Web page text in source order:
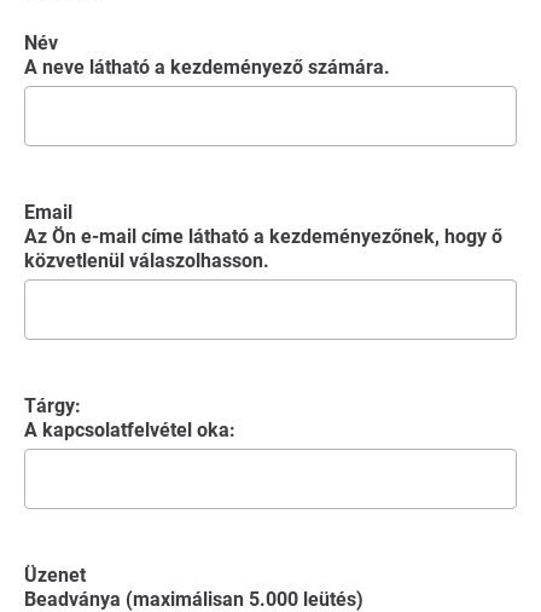
Név
A neve látható a kezdeményező számára.
Email
Az Ön e-mail címe látható a kezdeményezőnek, hogy ő
közvetlenül válaszolhasson.
Tárgy:
A kapcsolatfelvétel oka:
Üzenet
Beadványa (maximálisan 5.000 leütés)